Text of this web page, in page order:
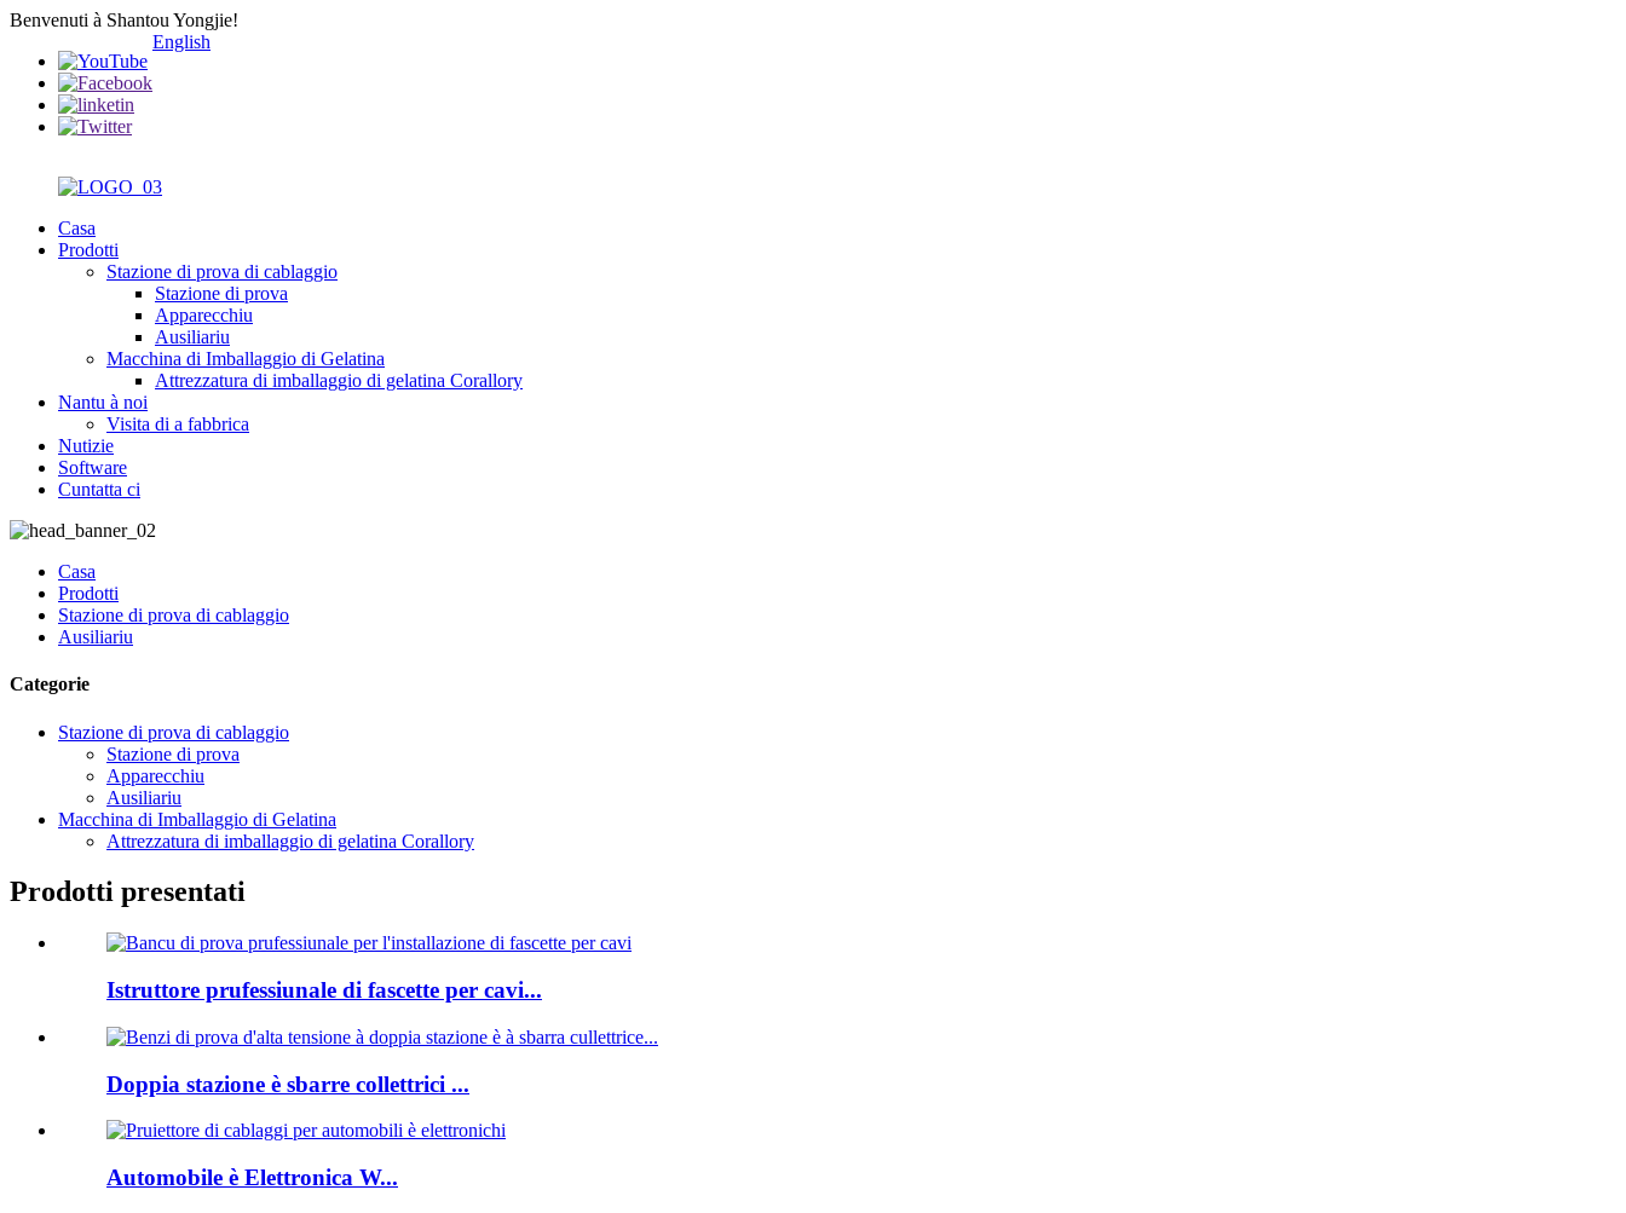
Benvenuti à Shantou Yongjie!
English
Casa
Prodotti
Stazione di prova di cablaggio
Stazione di prova
Apparecchiu
Ausiliariu
Macchina di Imballaggio di Gelatina
Attrezzatura di imballaggio di gelatina Corallory
Nantu à noi
Visita di a fabbrica
Nutizie
Software
Cuntatta ci
Casa
Prodotti
Stazione di prova di cablaggio
Ausiliariu
Categorie
Stazione di prova di cablaggio
Stazione di prova
Apparecchiu
Ausiliariu
Macchina di Imballaggio di Gelatina
Attrezzatura di imballaggio di gelatina Corallory
Prodotti presentati
Istruttore prufessiunale di fascette per cavi...
Doppia stazione è sbarre collettrici ...
Automobile è Elettronica W...